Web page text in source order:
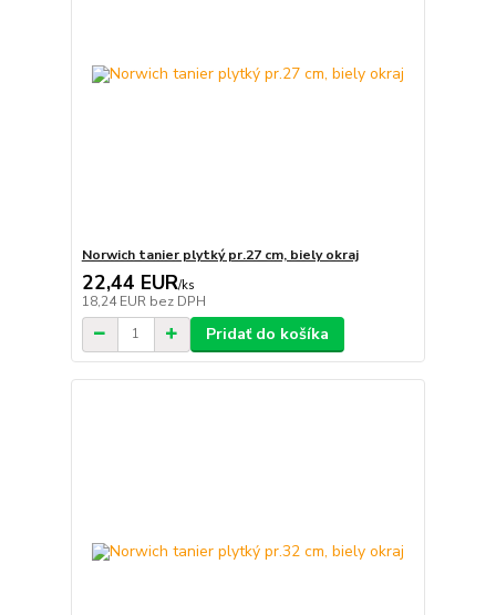
Norwich tanier plytký pr.27 cm, biely okraj
22,44 EUR/ks
18,24 EUR bez DPH
Pridať do košíka